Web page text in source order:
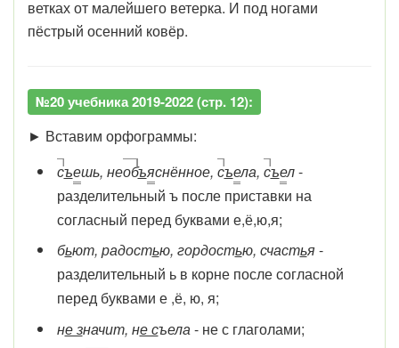
ветках от малейшего ветерка. И под ногами
пёстрый осенний ковёр.
№20 учебника 2019-2022 (стр. 12):
► Вставим орфограммы:
съешь, необъяснённое, съела, съел-
разделительный ъ после приставки на
согласный перед буквами е,ё,ю,я;
бьют, радостью, гордостью, счастья-
разделительный ь в корне после согласной
перед буквами е ,ё, ю, я;
не значит, не съела - не с глаголами;